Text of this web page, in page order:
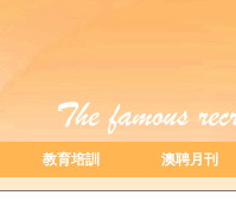
教育培訓 澳聘月刊